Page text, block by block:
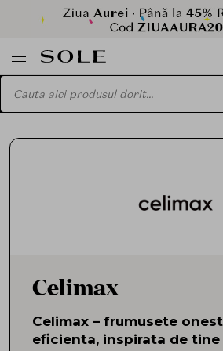
Celimax
Celimax – frumusete
eficienta, inspirata de tine